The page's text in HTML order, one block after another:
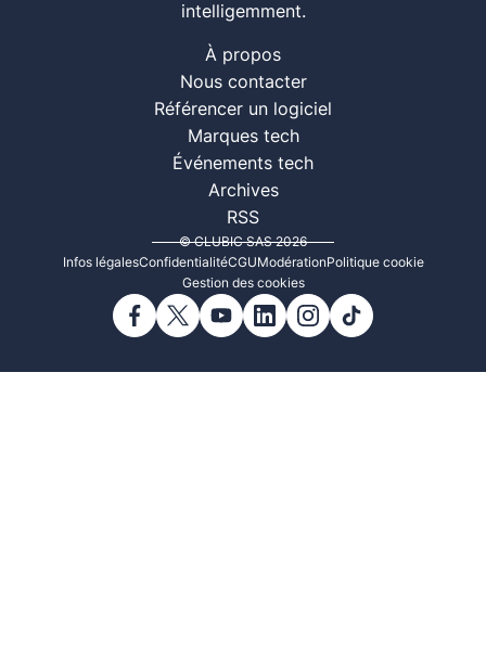
intelligemment.
À propos
Nous contacter
Référencer un logiciel
Marques tech
Événements tech
Archives
RSS
© CLUBIC SAS 2026
Infos légalesConfidentialitéCGUModérationPolitique cookie
Gestion des cookies